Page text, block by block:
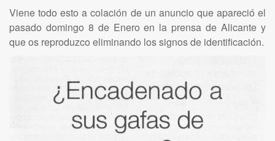
Viene todo esto a colación de un anuncio que apareció el
pasado domingo 8 de Enero en la prensa de Alicante y
que os reproduzco eliminando los signos de identificación.